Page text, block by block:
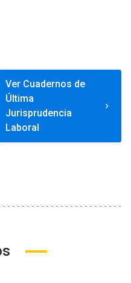
Ver Cuadernos de
Última
Jurisprudencia
Laboral
keyboard_arrow_right